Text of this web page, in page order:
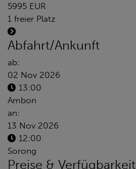
5995 EUR
1 freier Platz
Abfahrt/Ankunft
ab:
02 Nov 2026
13:00
Ambon
an:
13 Nov 2026
12:00
Sorong
Preise & Verfügbarkeit